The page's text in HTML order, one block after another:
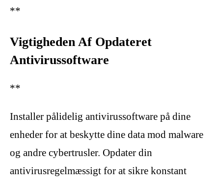
**
Vigtigheden Af Opdateret
Antivirussoftware
**
Installer pålidelig antivirussoftware på dine
enheder for at beskytte dine data mod malware
og andre cybertrusler. Opdater din
antivirusregelmæssigt for at sikre konstant